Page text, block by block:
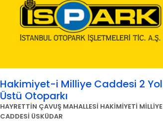
Hakimiyet-i Milliye Caddesi 2 Yol
Üstü Otoparkı
HAYRETTİN ÇAVUŞ MAHALLESİ HAKİMİYETİ MİLLİYE
CADDESİ ÜSKÜDAR